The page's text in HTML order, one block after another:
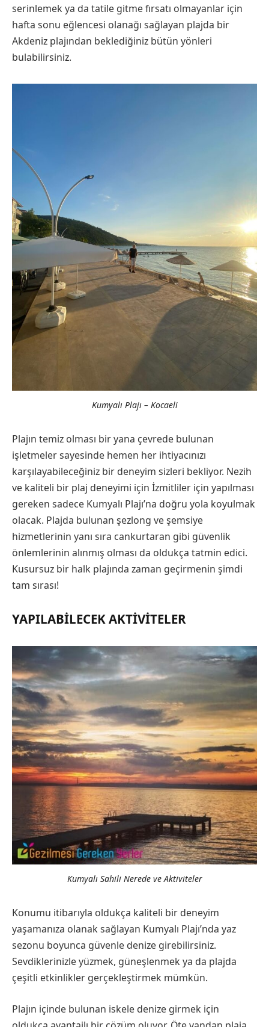
serinlemek ya da tatile gitme fırsatı olmayanlar için
hafta sonu eğlencesi olanağı sağlayan plajda bir
Akdeniz plajından beklediğiniz bütün yönleri
bulabilirsiniz.
Kumyalı Plajı – Kocaeli
Plajın temiz olması bir yana çevrede bulunan
işletmeler sayesinde hemen her ihtiyacınızı
karşılayabileceğiniz bir deneyim sizleri bekliyor. Nezih
ve kaliteli bir plaj deneyimi için İzmitliler için yapılması
gereken sadece Kumyalı Plajı’na doğru yola koyulmak
olacak. Plajda bulunan şezlong ve şemsiye
hizmetlerinin yanı sıra cankurtaran gibi güvenlik
önlemlerinin alınmış olması da oldukça tatmin edici.
Kusursuz bir halk plajında zaman geçirmenin şimdi
tam sırası!
YAPILABILECEK AKTIVITELER
Kumyalı Sahili Nerede ve Aktiviteler
Konumu itibarıyla oldukça kaliteli bir deneyim
yaşamanıza olanak sağlayan Kumyalı Plajı’nda yaz
sezonu boyunca güvenle denize girebilirsiniz.
Sevdiklerinizle yüzmek, güneşlenmek ya da plajda
çeşitli etkinlikler gerçekleştirmek mümkün.
Plajın içinde bulunan iskele denize girmek için